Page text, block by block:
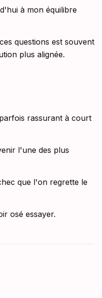
à mon équilibre
questions est souvent
plus alignée.
rassurant à court
l'une des plus
que l'on regrette le
osé essayer.